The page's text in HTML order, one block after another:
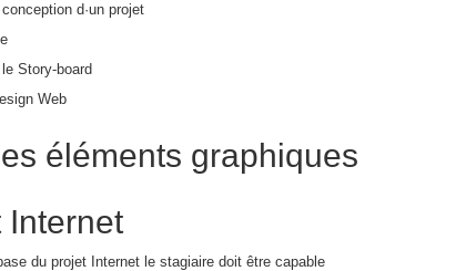
d·un projet
Story-board
Web
éléments graphiques
Internet
du projet Internet le stagiaire doit être capable